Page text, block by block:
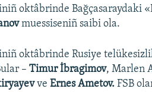
oktâbrinde
muessiseniñ saibi ola.
oktâbrinde Rusiye
–Timur İbragimov, Marlen
veErnes Ametov. FSB